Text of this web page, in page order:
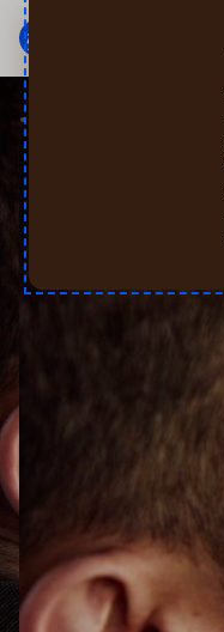
Peamenüü
Edasi